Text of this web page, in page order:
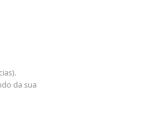
da sua